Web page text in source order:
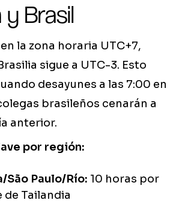
y Brasil
la zona horaria UTC+7,
sigue a UTC-3. Esto
desayunes a las 7:00 en
brasileños cenarán a
anterior.
por región:
São Paulo/Río: 10 horas por
de Tailandia